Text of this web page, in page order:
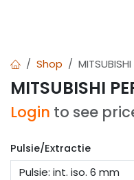
Shop
MITSUBISHI
Login to see
Pulsie/Extractie